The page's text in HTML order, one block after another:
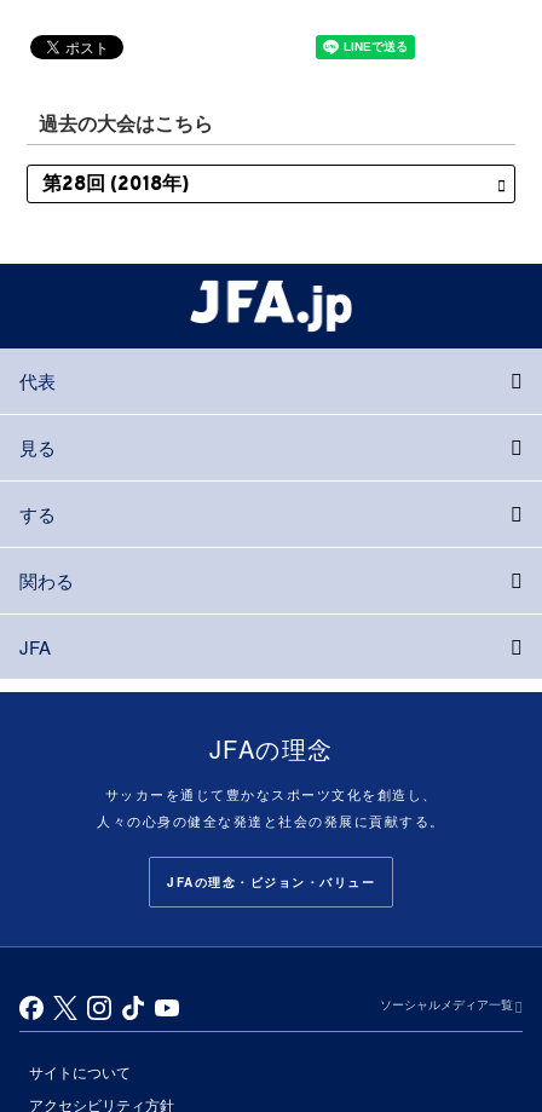
過去の大会はこちら
代表
見る
する
関わる
JFA
JFAの理念
サッカーを通じて豊かなスポーツ文化を創造し、
人々の心身の健全な発達と社会の発展に貢献する。
JFAの理念・ビジョン・バリュー
ソーシャルメディア一覧
サイトについて
アクセシビリティ方針